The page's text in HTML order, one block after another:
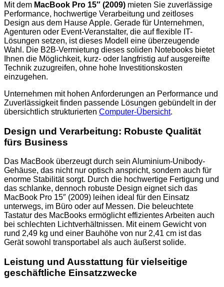
Mit dem MacBook Pro 15″ (2009) mieten Sie zuverlässige
Performance, hochwertige Verarbeitung und zeitloses
Design aus dem Hause Apple. Gerade für Unternehmen,
Agenturen oder Event-Veranstalter, die auf flexible IT-
Lösungen setzen, ist dieses Modell eine überzeugende
Wahl. Die B2B-Vermietung dieses soliden Notebooks bietet
Ihnen die Möglichkeit, kurz- oder langfristig auf ausgereifte
Technik zuzugreifen, ohne hohe Investitionskosten
einzugehen.
Unternehmen mit hohen Anforderungen an Performance und
Zuverlässigkeit finden passende Lösungen gebündelt in der
übersichtlich strukturierten Computer-Übersicht.
Design und Verarbeitung: Robuste Qualität
fürs Business
Das MacBook überzeugt durch sein Aluminium-Unibody-
Gehäuse, das nicht nur optisch anspricht, sondern auch für
enorme Stabilität sorgt. Durch die hochwertige Fertigung und
das schlanke, dennoch robuste Design eignet sich das
MacBook Pro 15″ (2009) leihen ideal für den Einsatz
unterwegs, im Büro oder auf Messen. Die beleuchtete
Tastatur des MacBooks ermöglicht effizientes Arbeiten auch
bei schlechten Lichtverhältnissen. Mit einem Gewicht von
rund 2,49 kg und einer Bauhöhe von nur 2,41 cm ist das
Gerät sowohl transportabel als auch äußerst solide.
Leistung und Ausstattung für vielseitige
geschäftliche Einsatzzwecke